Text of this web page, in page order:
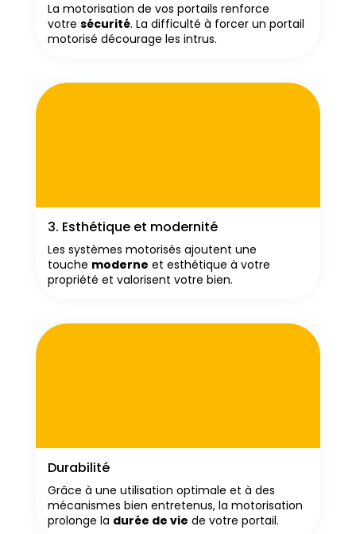
La motorisation de vos portails renforce
votre sécurité. La difficulté à forcer un portail
motorisé décourage les intrus.
3. Esthétique et modernité
Les systèmes motorisés ajoutent une
touche moderne et esthétique à votre
propriété et valorisent votre bien.
Durabilité
Grâce à une utilisation optimale et à des
mécanismes bien entretenus, la motorisation
prolonge la durée de vie de votre portail.